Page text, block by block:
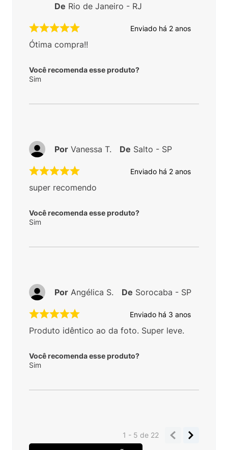
Enviado há 2 anos
Ótima compra!!
Você recomenda esse produto?
Sim
De Rio de Janeiro - RJ
Enviado há 2 anos
super recomendo
Você recomenda esse produto?
Sim
Por Vanessa T. De Salto - SP
Enviado há 3 anos
Produto idêntico ao da foto. Super leve.
Você recomenda esse produto?
Sim
Por Angélica S. De Sorocaba - SP
1 - 5de 22